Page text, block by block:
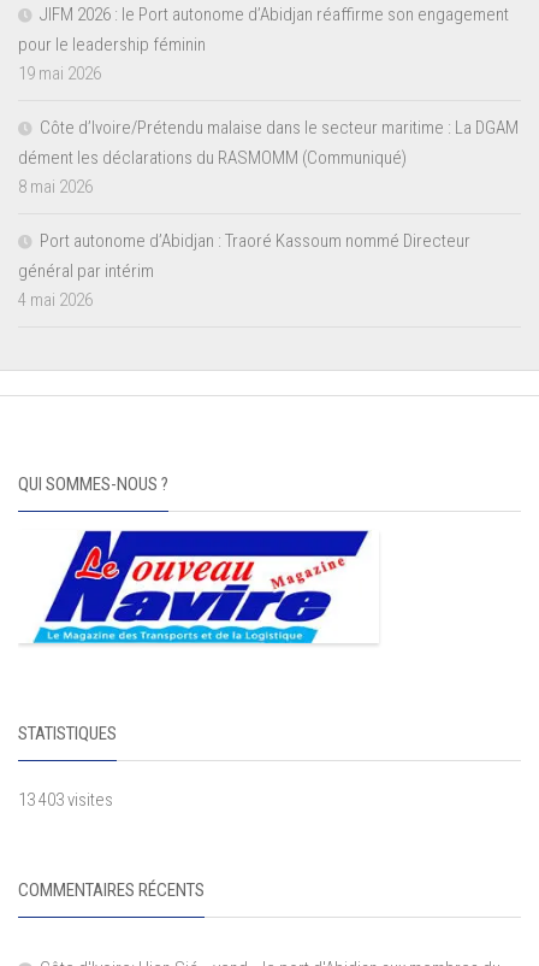
JIFM 2026 : le Port autonome d’Abidjan réaffirme son engagement
pour le leadership féminin
19 mai 2026
Côte d’Ivoire/Prétendu malaise dans le secteur maritime : La DGAM
dément les déclarations du RASMOMM (Communiqué)
8 mai 2026
Port autonome d’Abidjan : Traoré Kassoum nommé Directeur
général par intérim
4 mai 2026
QUI SOMMES-NOUS ?
STATISTIQUES
13 403 visites
COMMENTAIRES RÉCENTS